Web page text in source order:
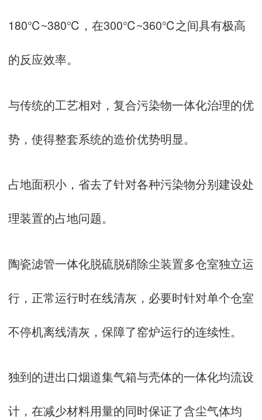
180℃~380℃，在300℃~360℃之间具有极高
的反应效率。
与传统的工艺相对，复合污染物一体化治理的优
势，使得整套系统的造价优势明显。
占地面积小，省去了针对各种污染物分别建设处
理装置的占地问题。
陶瓷滤管一体化脱硫脱硝除尘装置多仓室独立运
行，正常运行时在线清灰，必要时针对单个仓室
不停机离线清灰，保障了窑炉运行的连续性。
独到的进出口烟道集气箱与壳体的一体化均流设
计，在减少材料用量的同时保证了含尘气体均